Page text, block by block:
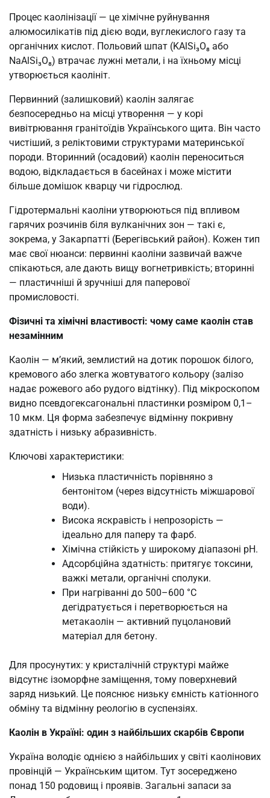
Процес каолінізації — це хімічне руйнування
алюмосилікатів під дією води, вуглекислого газу та
органічних кислот. Польовий шпат (KAlSi₃O₈ або
NaAlSi₃O₈) втрачає лужні метали, і на їхньому місці
утворюється каолініт.
Первинний (залишковий) каолін залягає
безпосередньо на місці утворення — у корі
вивітрювання гранітоїдів Українського щита. Він часто
чистіший, з реліктовими структурами материнської
породи. Вторинний (осадовий) каолін переноситься
водою, відкладається в басейнах і може містити
більше домішок кварцу чи гідрослюд.
Гідротермальні каоліни утворюються під впливом
гарячих розчинів біля вулканічних зон — такі є,
зокрема, у Закарпатті (Берегівський район). Кожен тип
має свої нюанси: первинні каоліни зазвичай важче
спікаються, але дають вищу вогнетривкість; вторинні
— пластичніші й зручніші для паперової
промисловості.
Фізичні та хімічні властивості: чому саме каолін став
незамінним
Каолін — м’який, землистий на дотик порошок білого,
кремового або злегка жовтуватого кольору (залізо
надає рожевого або рудого відтінку). Під мікроскопом
видно псевдогексагональні пластинки розміром 0,1–
10 мкм. Ця форма забезпечує відмінну покривну
здатність і низьку абразивність.
Ключові характеристики:
Низька пластичність порівняно з
бентонітом (через відсутність міжшарової
води).
Висока яскравість і непрозорість —
ідеально для паперу та фарб.
Хімічна стійкість у широкому діапазоні pH.
Адсорбційна здатність: притягує токсини,
важкі метали, органічні сполуки.
При нагріванні до 500–600 °C
дегідратується і перетворюється на
метакаолін — активний пуцолановий
матеріал для бетону.
Для просунутих: у кристалічній структурі майже
відсутнє ізоморфне заміщення, тому поверхневий
заряд низький. Це пояснює низьку ємність катіонного
обміну та відмінну реологію в суспензіях.
Каолін в Україні: один з найбільших скарбів Європи
Україна володіє однією з найбільших у світі каолінових
провінцій — Українським щитом. Тут зосереджено
понад 150 родовищ і проявів. Загальні запаси за